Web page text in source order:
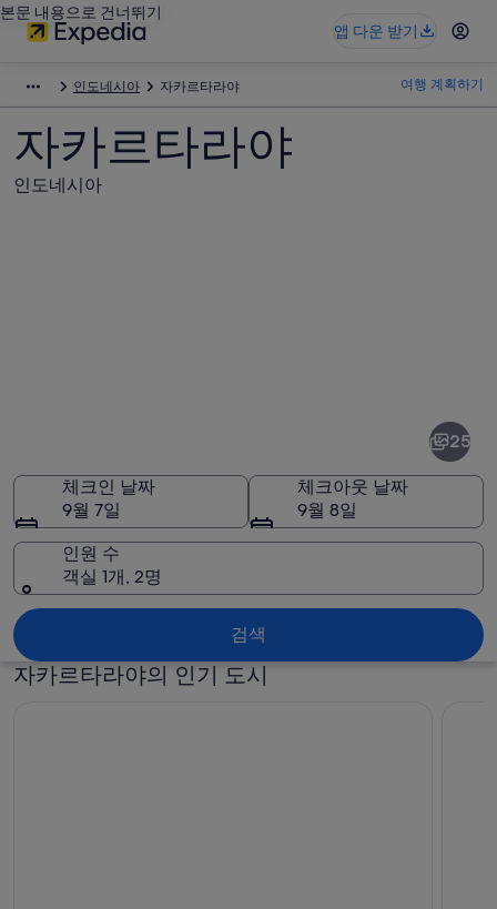
본문 내용으로 건너뛰기
앱 다운 받기
인도네시아 자카르타라야 여행 계획하기
자카르타라야
인도네시아
야
진
25
체크인 날짜
9월 7일
체크아웃 날짜
9월 8일
인원 수
객실 1개, 2명
검색
자카르타라야의 인기 도시